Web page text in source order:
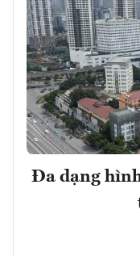
Đa dạng